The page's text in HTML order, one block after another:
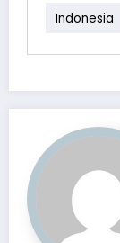
Indonesia